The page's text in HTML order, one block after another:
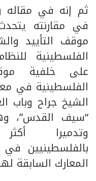
ثم إنه في مقاله
في مقارنته
موقف التأييد
الفلسطينية
على خلفية
الفلسطينية في
الشيخ جراح وباب
“سيف القدس”،
وتدميرا أكثر
بالفلسطينيين
المعارك السابقة